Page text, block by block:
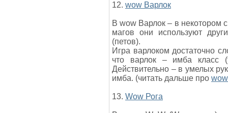
12. wow Варлок
В wow Варлок – в некотором
магов они используют
(петов).
Игра варлоком достаточно
что варлок – имба класс
Действительно – в умелых
имба. (читать дальше про
13. Wow Рога